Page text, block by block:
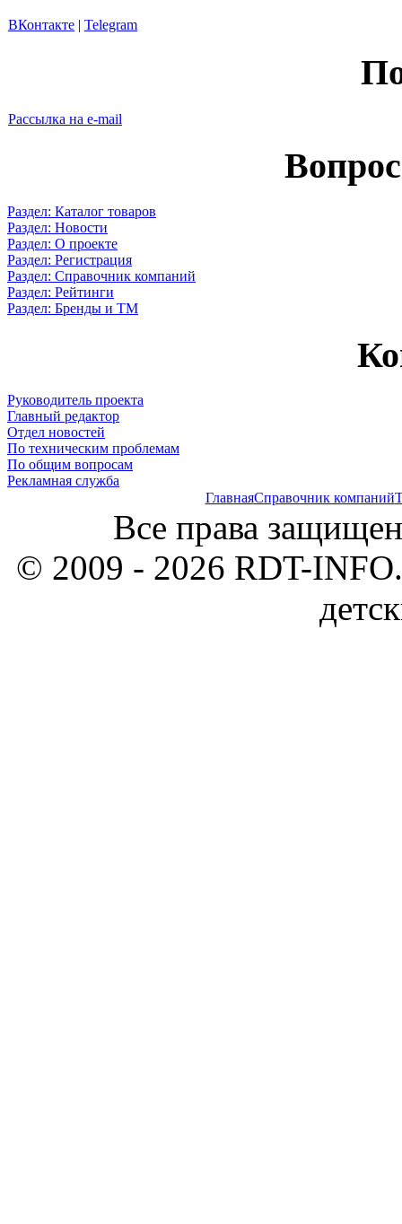
ВКонтакте | Telegram
Рассылка на e-mail
Раздел: Каталог товаров
Раздел: Новости
Раздел: О проекте
Раздел: Регистрация
Раздел: Справочник компаний
Раздел: Рейтинги
Раздел: Бренды и ТМ
Руководитель проекта
Главный редактор
Отдел новостей
По техническим проблемам
По общим вопросам
Рекламная служба
ГлавнаяСправочник компаний
Все права
© 2009 - 2026 RDT-